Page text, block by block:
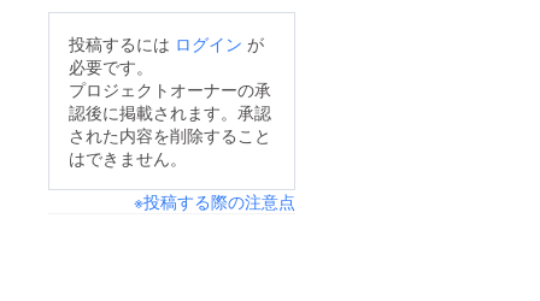
投稿するには ログイン が
必要です。
プロジェクトオーナーの承
認後に掲載されます。承認
された内容を削除すること
はできません。
※投稿する際の注意点